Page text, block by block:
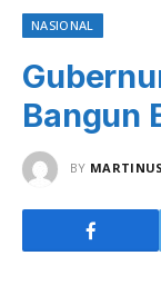
NASIONAL
Bangun
BY MARTINUS